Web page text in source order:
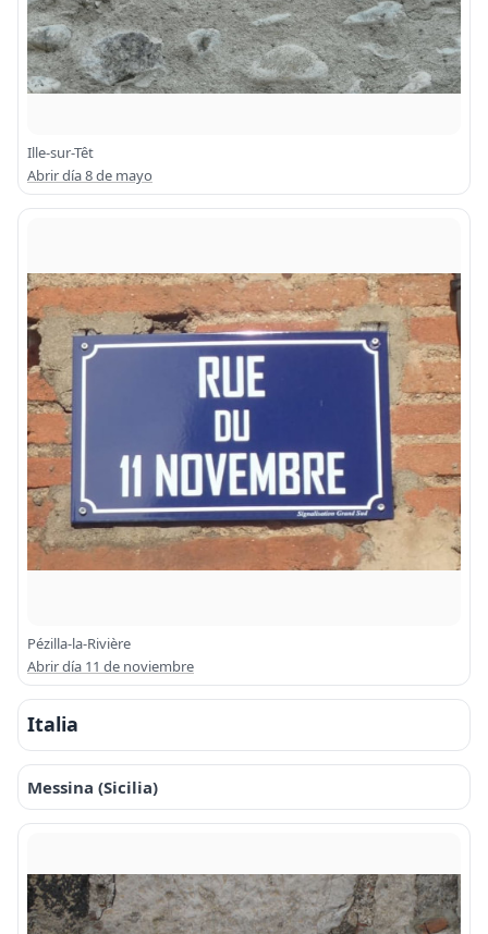
Ille-sur-Têt
Abrir día 8 de mayo
Pézilla-la-Rivière
Abrir día 11 de noviembre
Italia
Messina (Sicilia)